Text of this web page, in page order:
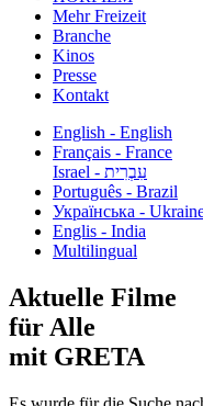
Mehr Freizeit
Branche
Kinos
Presse
Kontakt
English - English
Français - France
עִבְרִית - Israel
Português - Brazil
Українська -
Englis - India
Multilingual
Aktuelle Filme
für Alle
mit GRETA